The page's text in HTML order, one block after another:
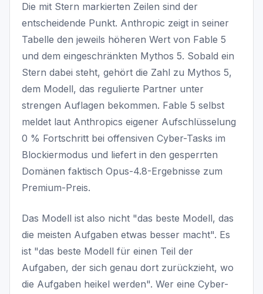
Die mit Stern markierten Zeilen sind der
entscheidende Punkt. Anthropic zeigt in seiner
Tabelle den jeweils höheren Wert von Fable 5
und dem eingeschränkten Mythos 5. Sobald ein
Stern dabei steht, gehört die Zahl zu Mythos 5,
dem Modell, das regulierte Partner unter
strengen Auflagen bekommen. Fable 5 selbst
meldet laut Anthropics eigener Aufschlüsselung
0 % Fortschritt bei offensiven Cyber-Tasks im
Blockiermodus und liefert in den gesperrten
Domänen faktisch Opus-4.8-Ergebnisse zum
Premium-Preis.
Das Modell ist also nicht "das beste Modell, das
die meisten Aufgaben etwas besser macht". Es
ist "das beste Modell für einen Teil der
Aufgaben, der sich genau dort zurückzieht, wo
die Aufgaben heikel werden". Wer eine Cyber-